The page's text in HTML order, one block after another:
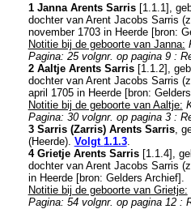
1 Janna Arents Sarris[1.1.1 ],
dochter van Arent Jacobs Sarris
november 1703 in Heerde[bron:
Notitie bij de geboorte van Janna:
Pagina: 25 volgnr. op pagina 9 :
2 Aaltje Arents Sarris[1.1.2],
dochter van Arent Jacobs Sarris
april 1705 in Heerde[bron:
Notitie bij de geboorte van Aaltje:
Pagina: 30 volgnr. op pagina 3 :
3 Sarris (Zarris) Arents Sarris,
(Heerde). Volgt 1.1.3.
4 Grietje Arents Sarris[1.1.4],
dochter van Arent Jacobs Sarris
in Heerde[bron: Gelders Archief].
Notitie bij de geboorte van Grietje:
Pagina: 54 volgnr. op pagina 12 :